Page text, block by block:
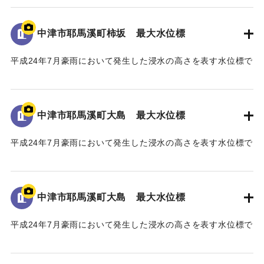
平成三十年十一月
国土交通省 山国川河川事務所
「平成24年7月九州北部豪雨」により、中津市耶馬溪町平田地
区及び戸原地区では、約70戸の家屋が浸水する甚大な被害を
受けた。
河川管理者である国土交通省においても、「橋を存置して
の整備は、流下阻害の大きなリスクを伴うことから、新橋へ
の架替が望ましい」との考えであった。
な構成要素であり、下流の耶馬溪橋、羅漢寺橋とともに「耶
｜固有コード:
中津市耶馬溪町柿坂 最大水位標
平成24年7月豪雨において発生した浸水の高さを表す水位標で
地面から160cmの位置に水位が示されている。
｜固有コード: 09922068
中津市耶馬溪町大島 最大水位標
平成24年7月豪雨において発生した浸水の高さを表す水位標で
地面から85cmの位置に水位が示されている。
｜固有コード: 09922067
中津市耶馬溪町大島 最大水位標
平成24年7月豪雨において発生した浸水の高さを表す水位標で
地面から0.9メートルの位置に水位が示されている。